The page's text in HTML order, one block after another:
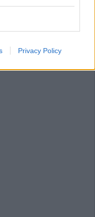
Privacy Policy